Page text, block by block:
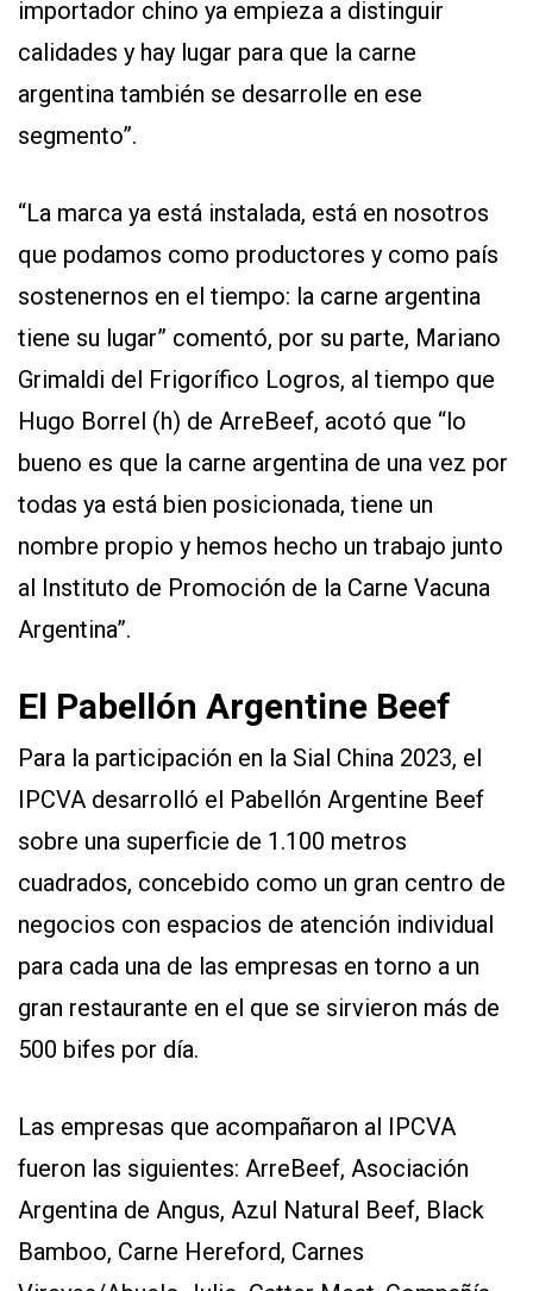
importador chino ya empieza a distinguir
calidades y hay lugar para que la carne
argentina también se desarrolle en ese
segmento”.
“La marca ya está instalada, está en nosotros
que podamos como productores y como país
sostenernos en el tiempo: la carne argentina
tiene su lugar” comentó, por su parte, Mariano
Grimaldi del Frigorífico Logros, al tiempo que
Hugo Borrel (h) de ArreBeef, acotó que “lo
bueno es que la carne argentina de una vez por
todas ya está bien posicionada, tiene un
nombre propio y hemos hecho un trabajo junto
al Instituto de Promoción de la Carne Vacuna
Argentina”.
El Pabellón Argentine Beef
Para la participación en la Sial China 2023, el
IPCVA desarrolló el Pabellón Argentine Beef
sobre una superficie de 1.100 metros
cuadrados, concebido como un gran centro de
negocios con espacios de atención individual
para cada una de las empresas en torno a un
gran restaurante en el que se sirvieron más de
500 bifes por día.
Las empresas que acompañaron al IPCVA
fueron las siguientes: ArreBeef, Asociación
Argentina de Angus, Azul Natural Beef, Black
Bamboo, Carne Hereford, Carnes